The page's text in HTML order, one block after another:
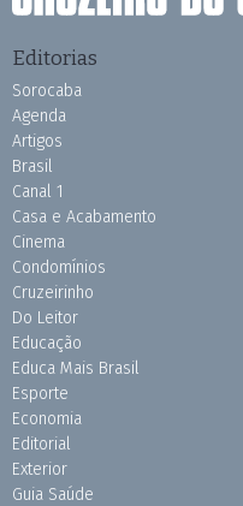
Editorias
Sorocaba
Agenda
Artigos
Brasil
Canal 1
Casa e Acabamento
Cinema
Condomínios
Cruzeirinho
Do Leitor
Educação
Educa Mais Brasil
Esporte
Economia
Editorial
Exterior
Guia Saúde